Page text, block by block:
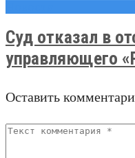
Суд отказал в
управляющего
Оставить